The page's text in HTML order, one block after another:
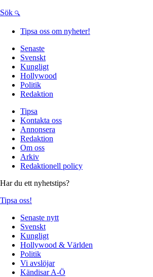
Sök
Tipsa oss om nyheter!
Senaste
Svenskt
Kungligt
Hollywood
Politik
Redaktion
Tipsa
Kontakta oss
Annonsera
Redaktion
Om oss
Arkiv
Redaktionell policy
Har du ett nyhetstips?
Tipsa oss!
Senaste nytt
Svenskt
Kungligt
Hollywood & Världen
Politik
Vi avslöjar
Kändisar A-Ö